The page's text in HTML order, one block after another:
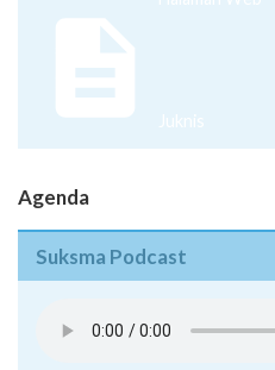
Juknis
Agenda
Suksma Podcast